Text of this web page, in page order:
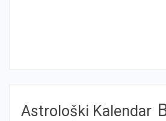
Astrološki Kalendar